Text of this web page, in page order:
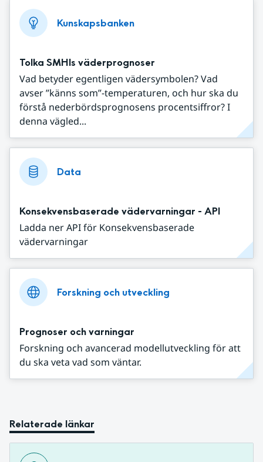
Kunskapsbanken
Tolka SMHIs väderprognoser
Vad betyder egentligen vädersymbolen? Vad
avser ”känns som”-temperaturen, och hur ska du
förstå nederbördsprognosens procentsiffror? I
denna vägled...
Data
Konsekvensbaserade vädervarningar - API
Ladda ner API för Konsekvensbaserade
vädervarningar
Forskning och utveckling
Prognoser och varningar
Forskning och avancerad modellutveckling för att
du ska veta vad som väntar.
Relaterade länkar